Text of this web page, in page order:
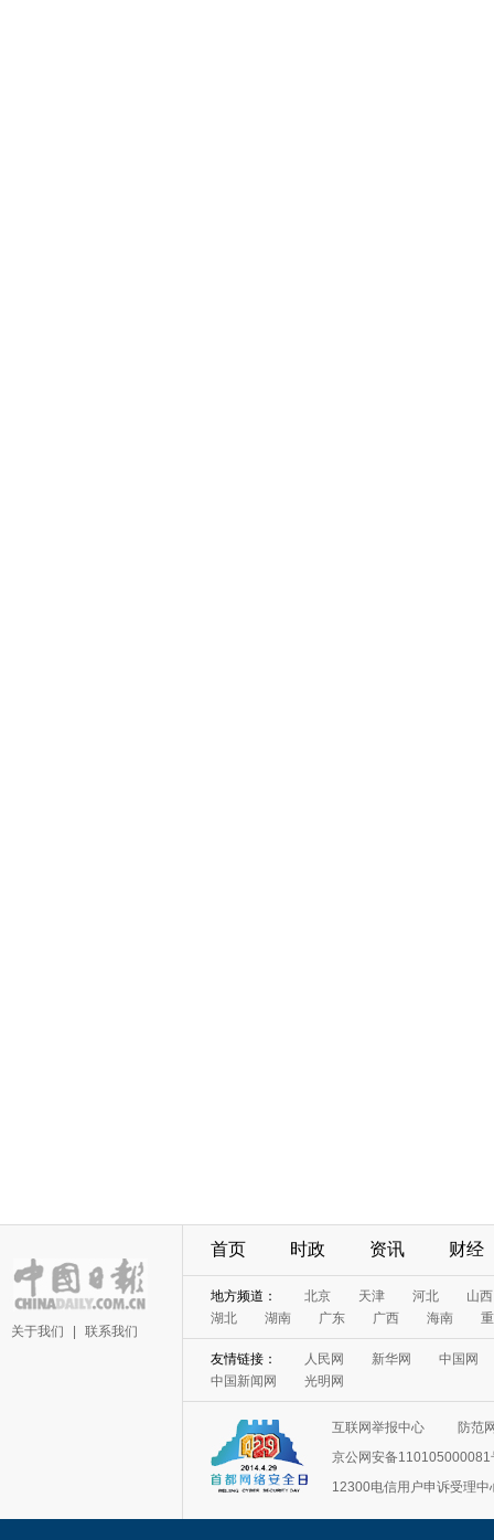
关于我们 联系我们
首页 时政 资讯 财经
地方频道： 北京 天津 河北
山西
湖北
湖南 广东 广西 海南
友情链接： 人民网 新华网
中国网
中国新闻网
光明网
互联网举报中心
防范
京公网安备110105000081
12300电信用户申诉受理中